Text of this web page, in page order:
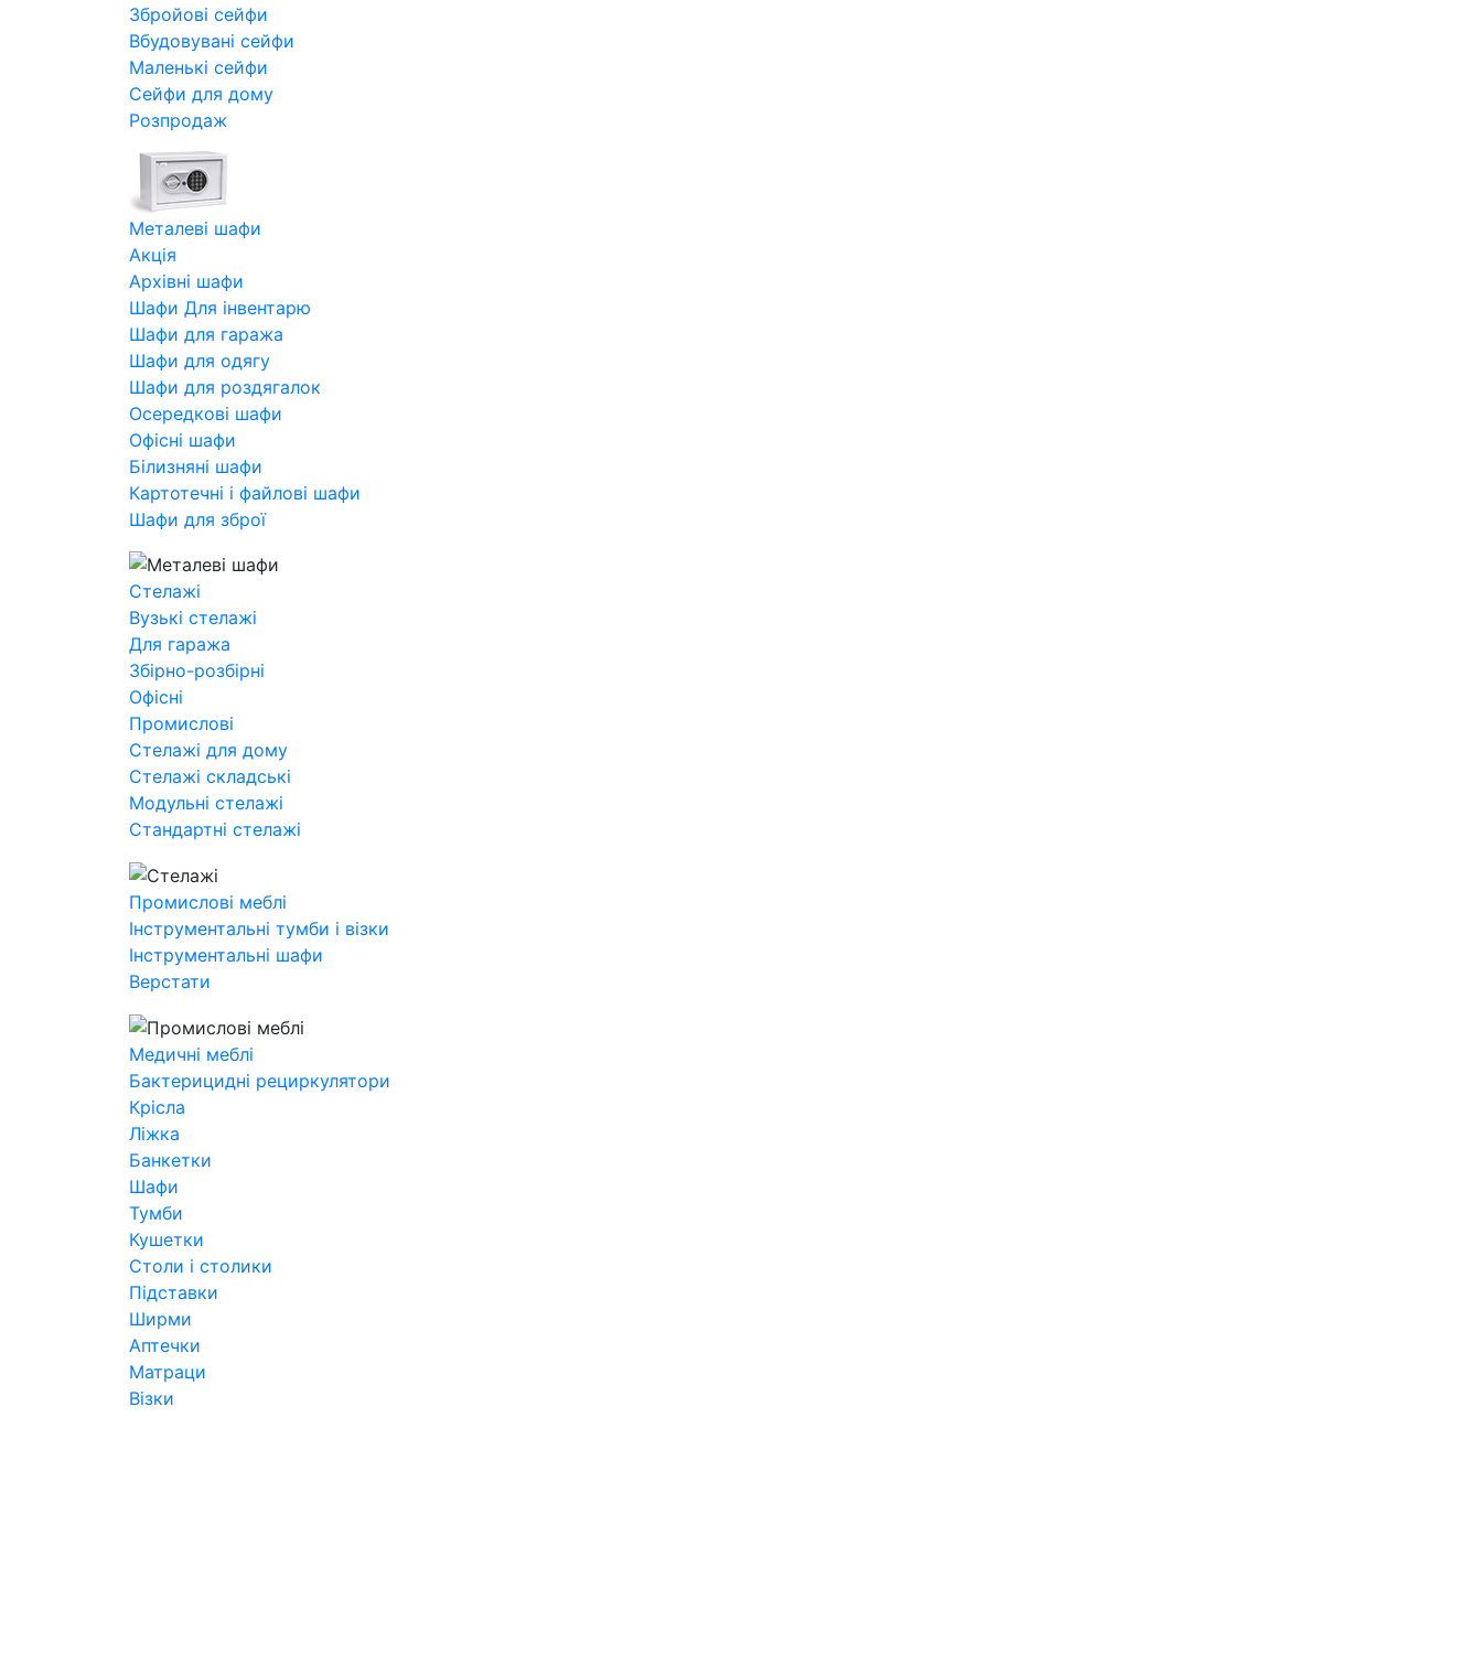
Збройові сейфи
Вбудовувані сейфи
Маленькі сейфи
Сейфи для дому
Розпродаж
Металеві шафи
Акція
Архівні шафи
Шафи Для інвентарю
Шафи для гаража
Шафи для одягу
Шафи для роздягалок
Осередкові шафи
Офісні шафи
Білизняні шафи
Картотечні і файлові шафи
Шафи для зброї
Стелажі
Вузькі стелажі
Для гаража
Збірно-розбірні
Офісні
Промислові
Стелажі для дому
Стелажі складські
Модульні стелажі
Стандартні стелажі
Промислові меблі
Інструментальні тумби і візки
Інструментальні шафи
Верстати
Медичні меблі
Бактерицидні рециркулятори
Крісла
Ліжка
Банкетки
Шафи
Тумби
Кушетки
Столи і столики
Підставки
Ширми
Аптечки
Матраци
Візки